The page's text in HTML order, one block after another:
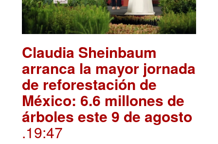
Claudia Sheinbaum
arranca la mayor jornada
de reforestación de
México: 6.6 millones de
árboles este 9 de agosto
.19:47